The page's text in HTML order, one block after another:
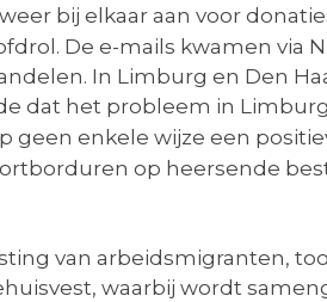
bij elkaar aan voor
De e-mails kwamen via
In Limburg en Den
dat het probleem in Limburg
geen enkele wijze een
op heersende
van arbeidsmigranten,
waarbij wordt